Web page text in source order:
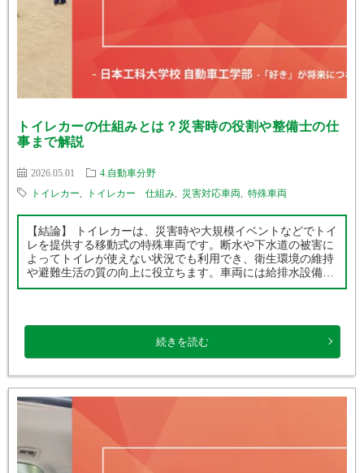
トイレカーの仕組みとは？災害時の役割や整備士の仕
事まで解説
2026.05.01 4.自動車分野
トイレカー トイレカー 仕組み 災害対応車両 特殊車両
【結論】 トイレカーは、災害時や大規模イベントなどでトイ
レを提供する移動式の特殊車両です。断水や下水道の被害に
よってトイレが使えない状況でも利用でき、衛生環境の維持
や避難生活の質の向上に役立ちます。車両には給排水設備や
電源設備などが搭載されており、自動車技術と防災技術が組
続きを読む